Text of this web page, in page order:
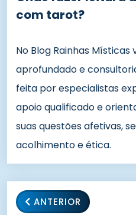
com tarot?
No Blog Rainhas
aprofundado e
feita por especialistas
apoio qualificado e
suas questões afetivas,
acolhimento e ética.
ANTERIOR